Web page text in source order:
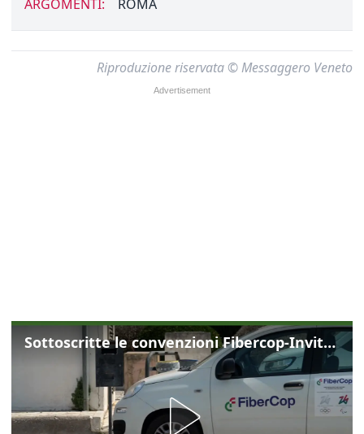
ARGOMENTI: ROMA
Riproduzione riservata © Messaggero Veneto
Sottoscritte le convenzioni Fibercop-Invitalia, fibra ottica per 477 mila civici